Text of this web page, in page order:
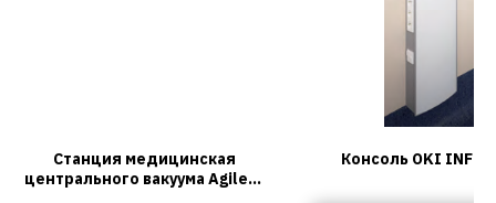
Станция медицинская
центрального вакуума Agilent
Консоль OKI